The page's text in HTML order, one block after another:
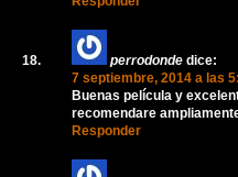
perrodonde dice:
7 septiembre, 2014 a las
Buenas película y
recomendare
Responder